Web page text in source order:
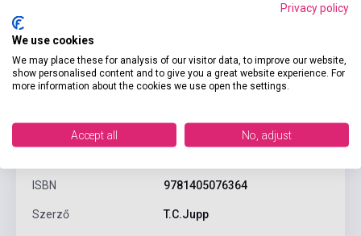
Termékjellemzők
ISBN 9781405076364
Szerző T.C.Jupp
Privacy policy
We use cookies
We may place these for analysis of our visitor data, to improve our website,
show personalised content and to give you a great website experience. For
more information about the cookies we use open the settings.
Accept all No, adjust